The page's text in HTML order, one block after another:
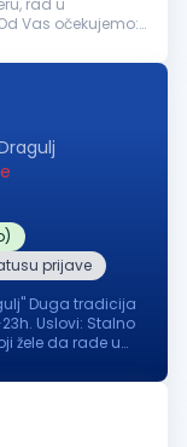
rad u
prijave
Duga tradicija
Stalno